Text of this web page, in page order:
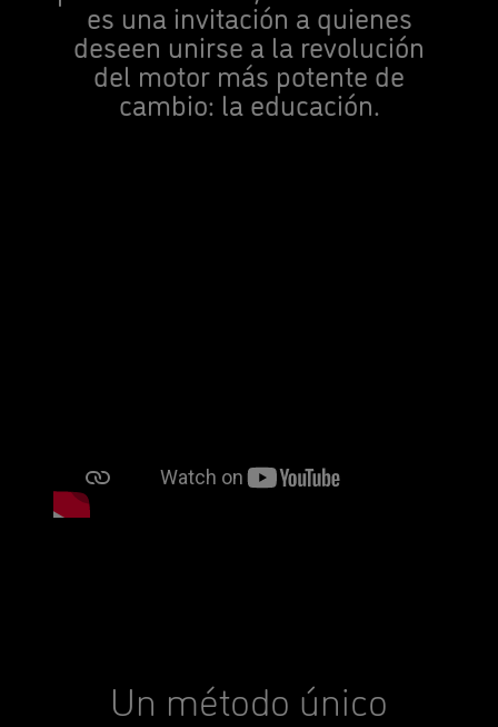
es una invitación a quienes
deseen unirse a la revolución
del motor más potente de
cambio: la educación.
Un método único